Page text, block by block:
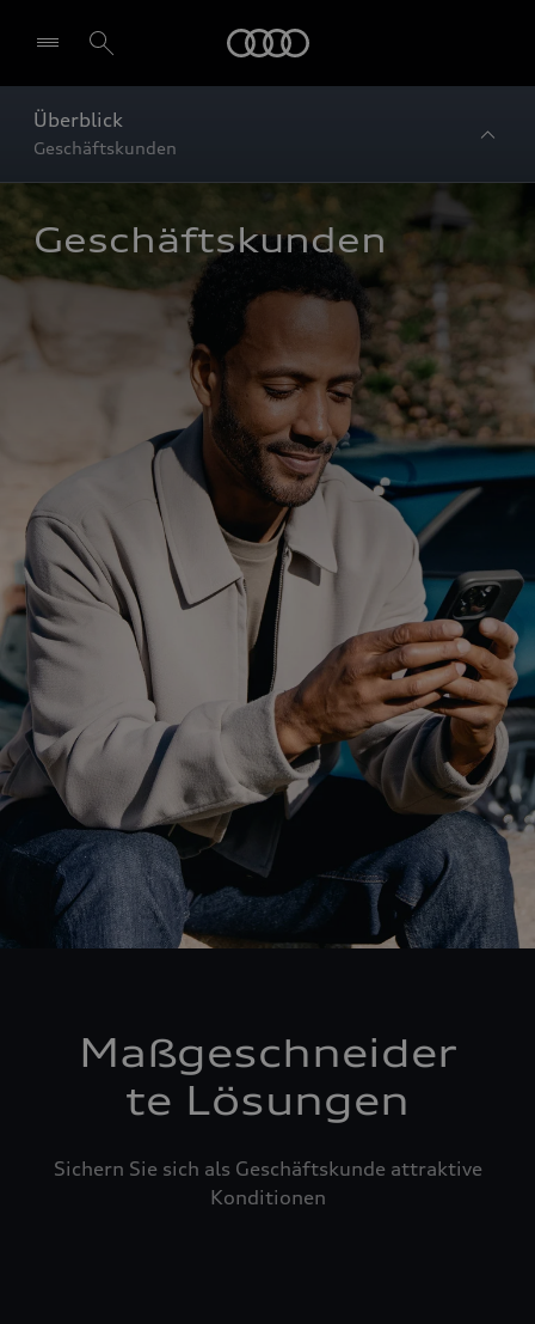
Überblick
Geschäftskunden
Geschäftskunden
Maßgeschneider
te Lösungen
Sichern Sie sich als Geschäftskunde attraktive
Konditionen